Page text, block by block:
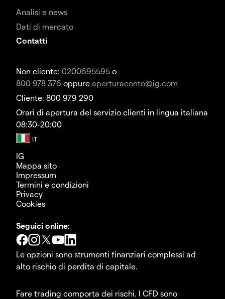
Analisi e news
Dati di mercato
Contatti
Non cliente: 0200695595 o
800 978 376 oppure aperturaconto@ig.com
Cliente: 800 979 290
Orari di apertura del servizio clienti in lingua italiana
08:30-20:00
IG
Mappa sito
Impressum
Termini e condizioni
Privacy
Cookies
Seguici online:
Le opzioni sono strumenti finanziari complessi ad
alto rischio di perdita di capitale.
Fare trading comporta dei rischi. I CFD sono